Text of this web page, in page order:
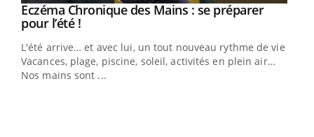
Youtube
Eczéma Chronique des Mains : se préparer
pour l’été !Youtube
L'été arrive… et avec lui, un tout nouveau rythme de vie !
Vacances, plage, piscine, soleil, activités en plein air…
Nos mains sont ...